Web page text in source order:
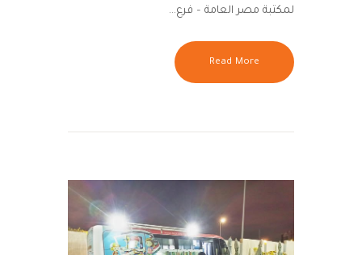
لمكتبة مصر العامة – فرع…
Read More